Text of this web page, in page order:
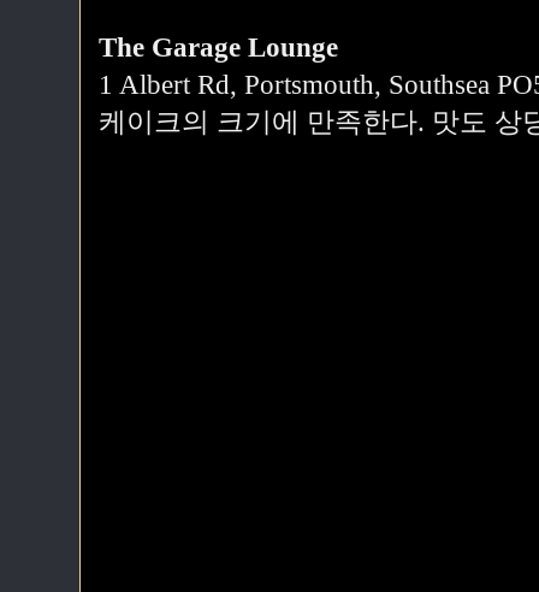
The Garage Lounge
1 Albert Rd, Portsmouth, Southsea
케이크의 크기에 만족한다. 맛도 상